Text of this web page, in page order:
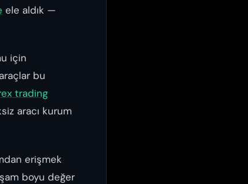
ele aldık —
için
bu
trading
aracı kurum
erişmek
boyu değer